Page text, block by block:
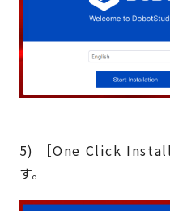
5) ［One Click
す。